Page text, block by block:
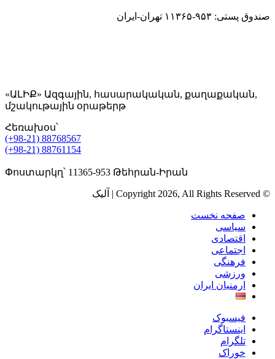
صندوق پستی: ۹۵۳-۱۱۳۶۵ تهران-ایران
«ԱԼԻՔ» Ազգային, հասարակական, քաղաքական,
մշակութային օրաթերթ
Հեռախօս՝
(+98-21) 88768567
(+98-21) 88761154
Փոստարկղ՝ 11365-953 Թեհրան-Իրան
© Copyright 2026, All Rights Reserved | آلیک
صفحه نخست
سیاسی
اقتصادی
اجتماعی
فرهنگی
ورزشی
ارمنیان ایران
فیسبوک
اینستاگرام
تلگرام
خوراک